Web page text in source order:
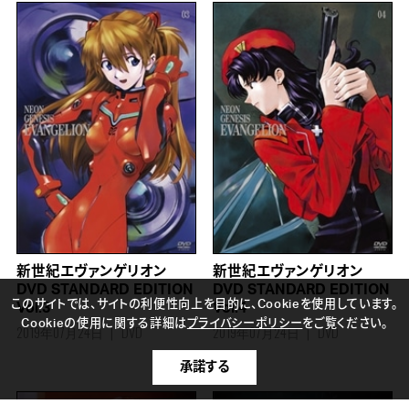
新世紀エヴァンゲリオン
DVD STANDARD EDITION
Vol.3
2019年07月24日 DVD
新世紀エヴァンゲリオン
DVD STANDARD EDITION
Vol.4
2019年07月24日 DVD
このサイトでは、サイトの利便性向上を目的に、Cookieを使用しています。
Cookieの使用に関する詳細はプライバシーポリシーをご覧ください。
承諾する